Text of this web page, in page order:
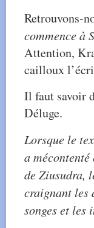
Retrouvons-
commence à
Attention,
cailloux
Il faut savoir
Déluge.
Lorsque le
a
de Ziusudra,
craignant les
songes et les